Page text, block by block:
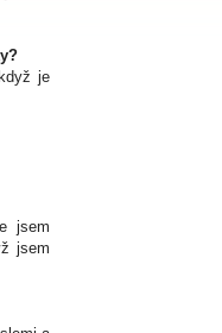
je
jsem
jsem